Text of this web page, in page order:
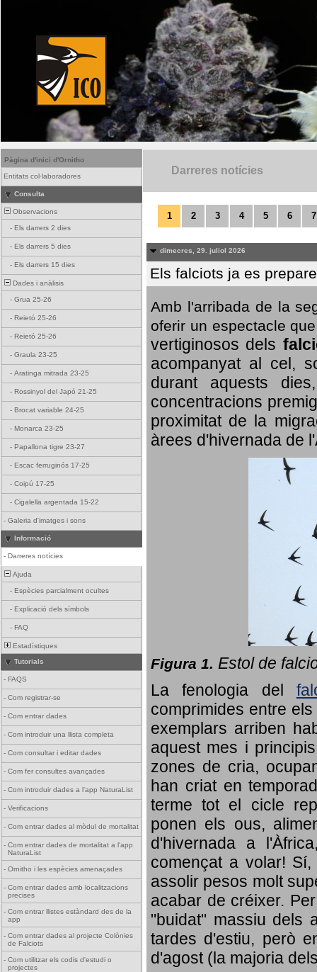
Pàgina d'inici d'Ornitho
Entitats col·laboradores
Consulta
Observacions
- Els darrers 2 dies
- Els darrers 5 dies
- Els darrers 15 dies
Dades i anàlisis
- Grua 25-26
- Reietó 25-26
- Reietó 25-26
- Graula 23-25
- Aratinga mitrada 23-25
- Rossinyol del Japó 21-25
- Brocat variable 24-25
- Monarca 23-25
- Papallona tigre 23-27
- Escac ferruginós 17-25
- Coipú 17-25
- Cigalella argentada 15-22
- Galeria d'imatges i sons
Informació
- Darreres notícies
Ajuda
- Espècies parcialment ocultes
- Explicació dels símbols
- FAQ
Estadístiques
Tutorials
- FAQS
- Com registrar-se
- Com entrar dades
- Com introduir una llista completa
- Com consultar i editar dades
- Com fer consultes avançades
- Com introduir dades a l'app NaturaList
- Verificacions
- Com entrar dades al mòdul de mortalitat
- Com entrar dades de mortalitat a l'app
NaturaList
- Ornitho i les espècies amenaçades
- Com entrar dades amb localitzacions
precises
- Com entrar llistes estàndard des de la
app
- Com entrar dades al projecte Colònies
de Falciots
- Com utilitzar els codis d'estudi o
projectes
Darreres notícies
1 2 3 4 5 6 7
dimecres, 29. juliol 2026
Els falciots ja es
Amb l'arribada de la
oferir un espectacle
vertiginosos dels
acompanyat al cel,
durant aquests
concentracions
proximitat de la
àrees d'hivernada de
Figura 1. Estol de
La fenologia del
comprimides entre
exemplars arriben
aquest mes i
zones de cria,
han criat en
terme tot el cicle
ponen els ous,
d'hivernada a
començat a volar!
assolir pesos molt
acabar de créixer.
"buidat" massiu dels
tardes d'estiu, però
d'agost (la majoria